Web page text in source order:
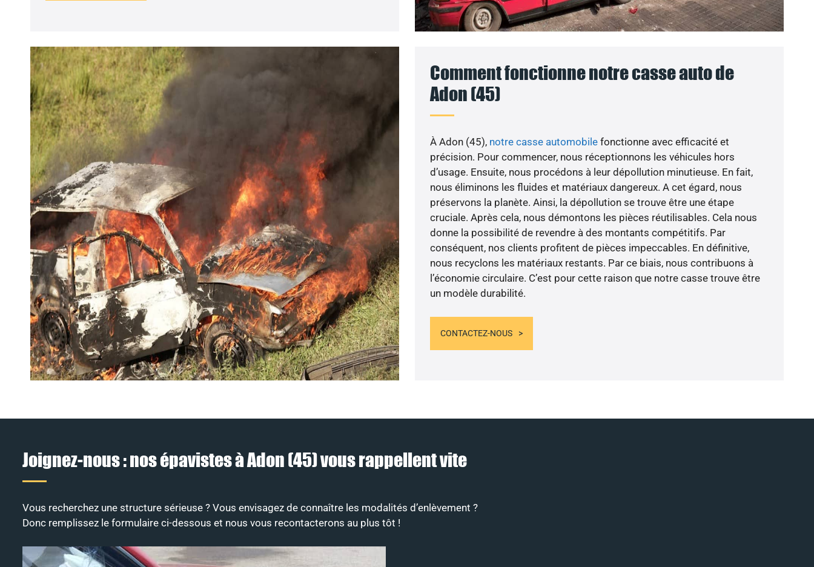
Comment fonctionne notre casse auto de
Adon (45)
À Adon (45), notre casse automobile fonctionne avec efficacité et
précision. Pour commencer, nous réceptionnons les véhicules hors
d’usage. Ensuite, nous procédons à leur dépollution minutieuse. En fait,
nous éliminons les fluides et matériaux dangereux. A cet égard, nous
préservons la planète. Ainsi, la dépollution se trouve être une étape
cruciale. Après cela, nous démontons les pièces réutilisables. Cela nous
donne la possibilité de revendre à des montants compétitifs. Par
conséquent, nos clients profitent de pièces impeccables. En définitive,
nous recyclons les matériaux restants. Par ce biais, nous contribuons à
l’économie circulaire. C’est pour cette raison que notre casse trouve être
un modèle durabilité.
CONTACTEZ-NOUS
Joignez-nous : nos épavistes à Adon (45) vous rappellent vite
Vous recherchez une structure sérieuse ? Vous envisagez de connaître les modalités d’enlèvement ?
Donc remplissez le formulaire ci-dessous et nous vous recontacterons au plus tôt !